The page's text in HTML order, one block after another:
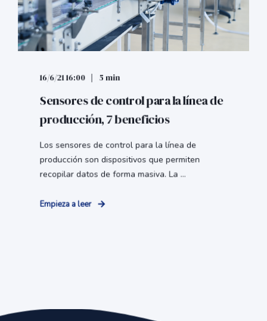
16/6/21 16:00 5 min
Sensores de control para la línea de
producción, 7 beneficios
Los sensores de control para la línea de
producción son dispositivos que permiten
recopilar datos de forma masiva. La ...
Empieza a leer